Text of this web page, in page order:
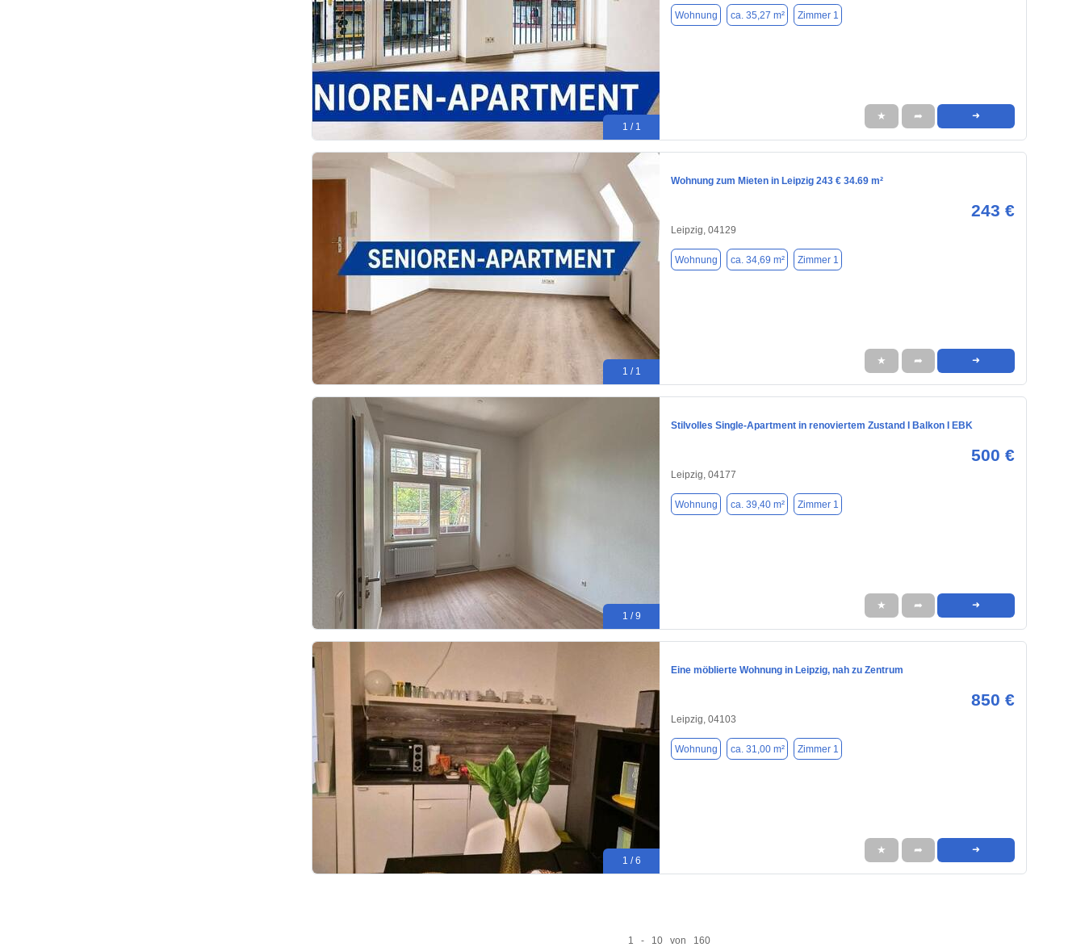
1 / 1
Wohnung ca. 35,27 m² Zimmer 1
★ ➦ ➜
1 / 1
Wohnung zum Mieten in Leipzig 243 € 34.69 m²
243 €
Leipzig, 04129
Wohnung ca. 34,69 m² Zimmer 1
★ ➦ ➜
1 / 9
Stilvolles Single-Apartment in renoviertem Zustand I Balkon I EBK
500 €
Leipzig, 04177
Wohnung ca. 39,40 m² Zimmer 1
★ ➦ ➜
1 / 6
Eine möblierte Wohnung in Leipzig, nah zu Zentrum
850 €
Leipzig, 04103
Wohnung ca. 31,00 m² Zimmer 1
★ ➦ ➜
1 - 10 von 160